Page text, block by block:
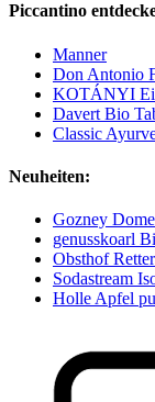
Piccantino
Manner
Don Antonio
KOTÁNYI
Davert Bio
Classic
Neuheiten:
Gozney
genusskoarl
Obsthof
Sodastream
Holle Apfel